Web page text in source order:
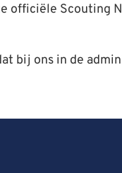
officiële Scouting
bij ons in de